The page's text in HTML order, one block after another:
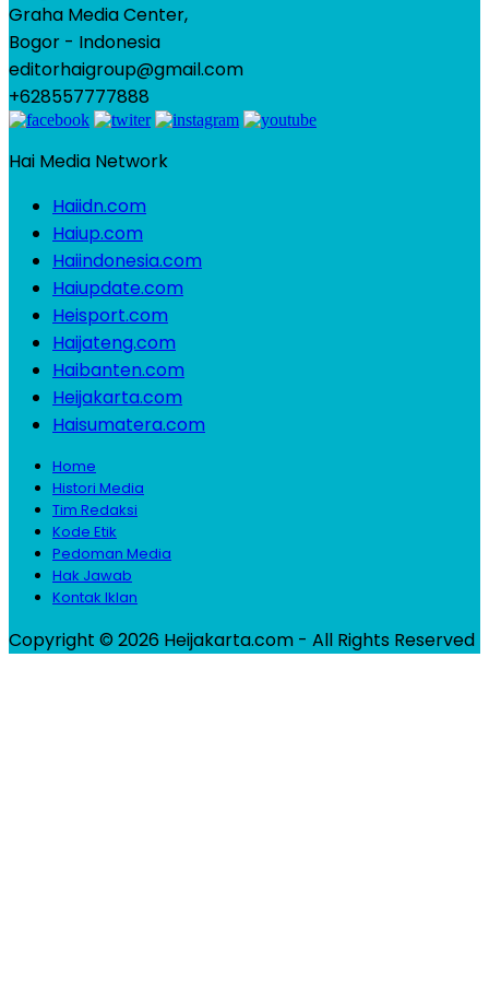
Graha Media Center,
Bogor - Indonesia
editorhaigroup@gmail.com
+628557777888
Hai Media Network
Haiidn.com
Haiup.com
Haiindonesia.com
Haiupdate.com
Heisport.com
Haijateng.com
Haibanten.com
Heijakarta.com
Haisumatera.com
Home
Histori Media
Tim Redaksi
Kode Etik
Pedoman Media
Hak Jawab
Kontak Iklan
Copyright © 2026 Heijakarta.com - All Rights Reserved